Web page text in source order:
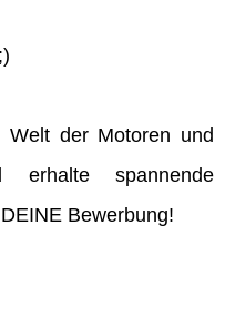
der Motoren und
erhalte spannende
Bewerbung!